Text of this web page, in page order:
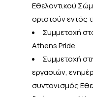
Εθελοντικού
οριστούν εντός
Συμμετοχή
Athens Pride
Συμμετοχή
εργασιών,
συντονισμός